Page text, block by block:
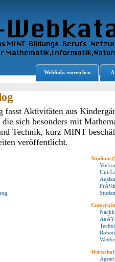
Weblinks einreichen
fasst Aktivitäten aus
die sich besonders mit
Technik, kurz MINT
veröffentlicht.
Studium
Uni-